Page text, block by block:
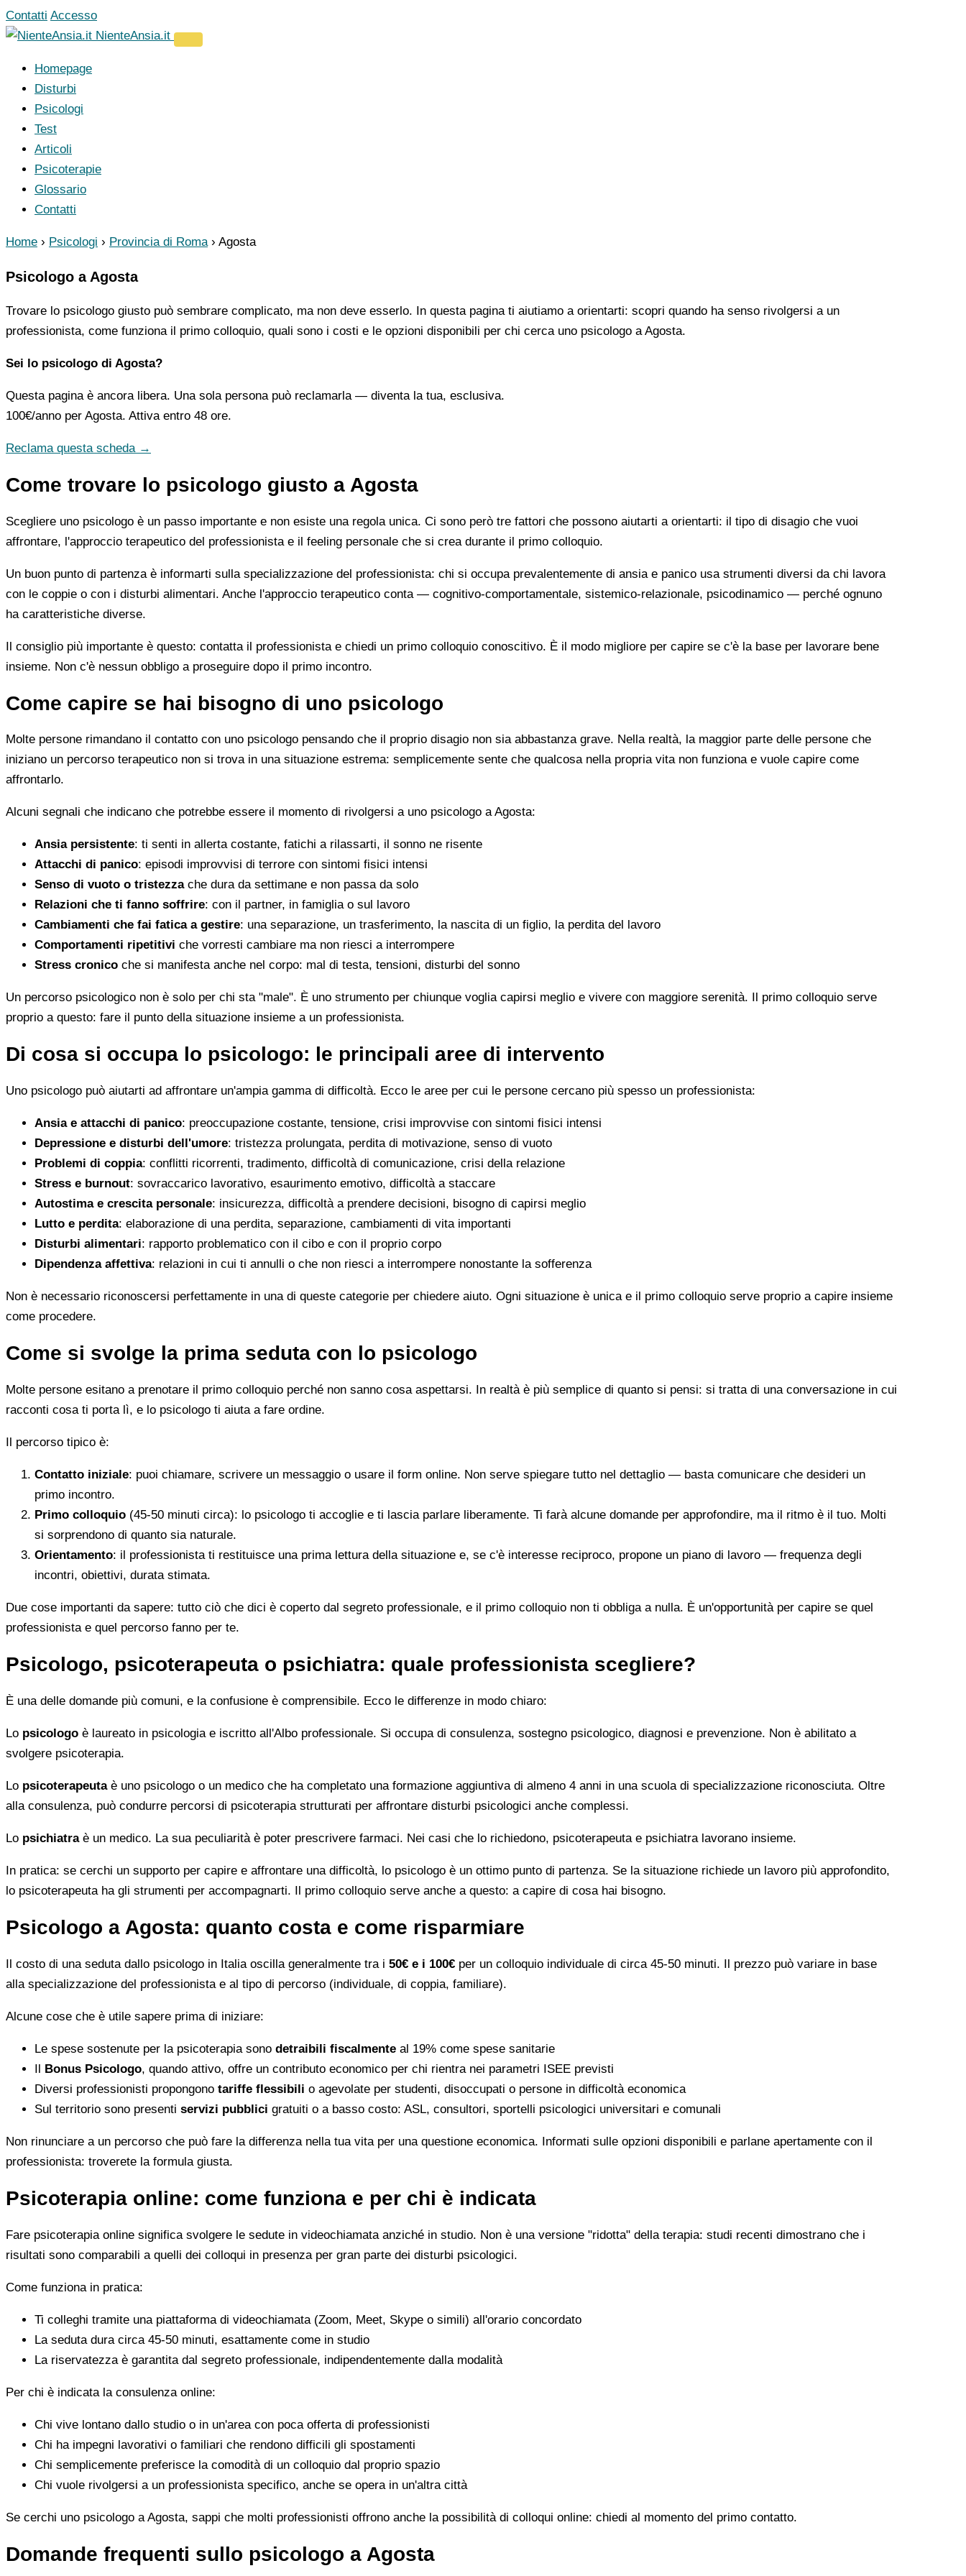
Vai
al
Contatti Accesso
NienteAnsia.it
Homepage
Disturbi
Psicologi
Test
Articoli
Psicoterapie
Glossario
Contatti
Home › Psicologi › Provincia di Roma › Agosta
Psicologo a Agosta
Trovare lo psicologo giusto può sembrare complicato, ma non deve esserlo. In questa pagina ti aiutiamo a orientarti: scopri quando ha senso rivolgersi a un
professionista, come funziona il primo colloquio, quali sono i costi e le opzioni disponibili per chi cerca uno psicologo a Agosta.
Sei lo psicologo di Agosta?
Questa pagina è ancora libera. Una sola persona può reclamarla — diventa la tua, esclusiva.
100€/anno per Agosta. Attiva entro 48 ore.
Reclama questa scheda →
Come trovare lo psicologo giusto a Agosta
Scegliere uno psicologo è un passo importante e non esiste una regola unica. Ci sono però tre fattori che possono aiutarti a orientarti: il tipo di disagio che vuoi
affrontare, l'approccio terapeutico del professionista e il feeling personale che si crea durante il primo colloquio.
Un buon punto di partenza è informarti sulla specializzazione del professionista: chi si occupa prevalentemente di ansia e panico usa strumenti diversi da chi lavora
con le coppie o con i disturbi alimentari. Anche l'approccio terapeutico conta — cognitivo-comportamentale, sistemico-relazionale, psicodinamico — perché ognuno
ha caratteristiche diverse.
Il consiglio più importante è questo: contatta il professionista e chiedi un primo colloquio conoscitivo. È il modo migliore per capire se c'è la base per lavorare bene
insieme. Non c'è nessun obbligo a proseguire dopo il primo incontro.
Come capire se hai bisogno di uno psicologo
Molte persone rimandano il contatto con uno psicologo pensando che il proprio disagio non sia abbastanza grave. Nella realtà, la maggior parte delle persone che
iniziano un percorso terapeutico non si trova in una situazione estrema: semplicemente sente che qualcosa nella propria vita non funziona e vuole capire come
affrontarlo.
Alcuni segnali che indicano che potrebbe essere il momento di rivolgersi a uno psicologo a Agosta:
Ansia persistente: ti senti in allerta costante, fatichi a rilassarti, il sonno ne risente
Attacchi di panico: episodi improvvisi di terrore con sintomi fisici intensi
Senso di vuoto o tristezzache dura da settimane e non passa da solo
Relazioni che ti fanno soffrire: con il partner, in famiglia o sul lavoro
Cambiamenti che fai fatica a gestire: una separazione, un trasferimento, la nascita di un figlio, la perdita del lavoro
Comportamenti ripetitivi che vorresti cambiare ma non riesci a interrompere
Stress cronico che si manifesta anche nel corpo: mal di testa, tensioni, disturbi del sonno
Un percorso psicologico non è solo per chi sta "male". È uno strumento per chiunque voglia capirsi meglio e vivere con maggiore serenità. Il primo colloquio serve
proprio a questo: fare il punto della situazione insieme a un professionista.
Di cosa si occupa lo psicologo: le principali aree di intervento
Uno psicologo può aiutarti ad affrontare un'ampia gamma di difficoltà. Ecco le aree per cui le persone cercano più spesso un professionista:
Ansia e attacchi di panico: preoccupazione costante, tensione, crisi improvvise con sintomi fisici intensi
Depressione e disturbi dell'umore: tristezza prolungata, perdita di motivazione, senso di vuoto
Problemi di coppia: conflitti ricorrenti, tradimento, difficoltà di comunicazione, crisi della relazione
Stress e burnout: sovraccarico lavorativo, esaurimento emotivo, difficoltà a staccare
Autostima e crescita personale: insicurezza, difficoltà a prendere decisioni, bisogno di capirsi meglio
Lutto e perdita: elaborazione di una perdita, separazione, cambiamenti di vita importanti
Disturbi alimentari: rapporto problematico con il cibo e con il proprio corpo
Dipendenza affettiva: relazioni in cui ti annulli o che non riesci a interrompere nonostante la sofferenza
Non è necessario riconoscersi perfettamente in una di queste categorie per chiedere aiuto. Ogni situazione è unica e il primo colloquio serve proprio a capire insieme
come procedere.
Come si svolge la prima seduta con lo psicologo
Molte persone esitano a prenotare il primo colloquio perché non sanno cosa aspettarsi. In realtà è più semplice di quanto si pensi: si tratta di una conversazione in cui
racconti cosa ti porta lì, e lo psicologo ti aiuta a fare ordine.
Il percorso tipico è:
Contatto iniziale: puoi chiamare, scrivere un messaggio o usare il form online. Non serve spiegare tutto nel dettaglio — basta comunicare che desideri un
primo incontro.
Primo colloquio (45-50 minuti circa): lo psicologo ti accoglie e ti lascia parlare liberamente. Ti farà alcune domande per approfondire, ma il ritmo è il tuo. Molti
si sorprendono di quanto sia naturale.
Orientamento: il professionista ti restituisce una prima lettura della situazione e, se c'è interesse reciproco, propone un piano di lavoro — frequenza degli
incontri, obiettivi, durata stimata.
Due cose importanti da sapere: tutto ciò che dici è coperto dal segreto professionale, e il primo colloquio non ti obbliga a nulla. È un'opportunità per capire se quel
professionista e quel percorso fanno per te.
Psicologo, psicoterapeuta o psichiatra: quale professionista scegliere?
È una delle domande più comuni, e la confusione è comprensibile. Ecco le differenze in modo chiaro:
Lo psicologo è laureato in psicologia e iscritto all'Albo professionale. Si occupa di consulenza, sostegno psicologico, diagnosi e prevenzione. Non è abilitato a
svolgere psicoterapia.
Lo psicoterapeutaè uno psicologo o un medico che ha completato una formazione aggiuntiva di almeno 4 anni in una scuola di specializzazione riconosciuta. Oltre
alla consulenza, può condurre percorsi di psicoterapia strutturati per affrontare disturbi psicologici anche complessi.
Lo psichiatraè un medico. La sua peculiarità è poter prescrivere farmaci. Nei casi che lo richiedono, psicoterapeuta e psichiatra lavorano insieme.
In pratica: se cerchi un supporto per capire e affrontare una difficoltà, lo psicologo è un ottimo punto di partenza. Se la situazione richiede un lavoro più approfondito,
lo psicoterapeuta ha gli strumenti per accompagnarti. Il primo colloquio serve anche a questo: a capire di cosa hai bisogno.
Psicologo a Agosta: quanto costa e come risparmiare
Il costo di una seduta dallo psicologo in Italia oscilla generalmente tra i 50€ e i 100€ per un colloquio individuale di circa 45-50 minuti. Il prezzo può variare in base
alla specializzazione del professionista e al tipo di percorso (individuale, di coppia, familiare).
Alcune cose che è utile sapere prima di iniziare:
Le spese sostenute per la psicoterapia sono detraibili fiscalmente al 19% come spese sanitarie
Il Bonus Psicologo, quando attivo, offre un contributo economico per chi rientra nei parametri ISEE previsti
Diversi professionisti propongono tariffe flessibili o agevolate per studenti, disoccupati o persone in difficoltà economica
Sul territorio sono presenti servizi pubblici gratuiti o a basso costo: ASL, consultori, sportelli psicologici universitari e comunali
Non rinunciare a un percorso che può fare la differenza nella tua vita per una questione economica. Informati sulle opzioni disponibili e parlane apertamente con il
professionista: troverete la formula giusta.
Psicoterapia online: come funziona e per chi è indicata
Fare psicoterapia online significa svolgere le sedute in videochiamata anziché in studio. Non è una versione "ridotta" della terapia: studi recenti dimostrano che i
risultati sono comparabili a quelli dei colloqui in presenza per gran parte dei disturbi psicologici.
Come funziona in pratica:
Ti colleghi tramite una piattaforma di videochiamata (Zoom, Meet, Skype o simili) all'orario concordato
La seduta dura circa 45-50 minuti, esattamente come in studio
La riservatezza è garantita dal segreto professionale, indipendentemente dalla modalità
Per chi è indicata la consulenza online:
Chi vive lontano dallo studio o in un'area con poca offerta di professionisti
Chi ha impegni lavorativi o familiari che rendono difficili gli spostamenti
Chi semplicemente preferisce la comodità di un colloquio dal proprio spazio
Chi vuole rivolgersi a un professionista specifico, anche se opera in un'altra città
Se cerchi uno psicologo a Agosta, sappi che molti professionisti offrono anche la possibilità di colloqui online: chiedi al momento del primo contatto.
Domande frequenti sullo psicologo a Agosta